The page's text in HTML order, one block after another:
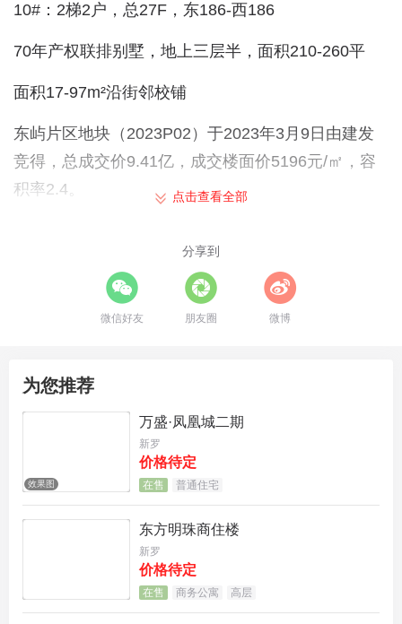
10#：2梯2户，总27F，东186-西186
️70年产权联排别墅，地上三层半，面积210-260平
面积17-97m²沿街邻校铺
东屿片区地块（2023P02）于2023年3月9日由建发
竞得，总成交价9.41亿，成交楼面价5196元/㎡，容
积率2.4。
美湖公园和漳州实小龙文校
，地理优势明显。
拿地不到2个月，该项目已定案名为
出街的围栏广告，将推出89-170㎡户型，定位为
现代轻尚的改善住区，还规划有建面约
点击查看全部
分享到
微信好友 朋友圈 微博
为您推荐
效果图
万盛·凤凰城二期
新罗
价格待定
在售 普通住宅
东方明珠商住楼
新罗
价格待定
在售 商务公寓 高层